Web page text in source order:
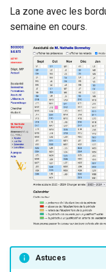
La zone avec les
semaine en cours.
Astuces